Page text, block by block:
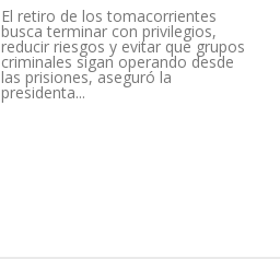
El retiro de los tomacorrientes
busca terminar con privilegios,
reducir riesgos y evitar que grupos
criminales sigan operando desde
las prisiones, aseguró la
presidenta...